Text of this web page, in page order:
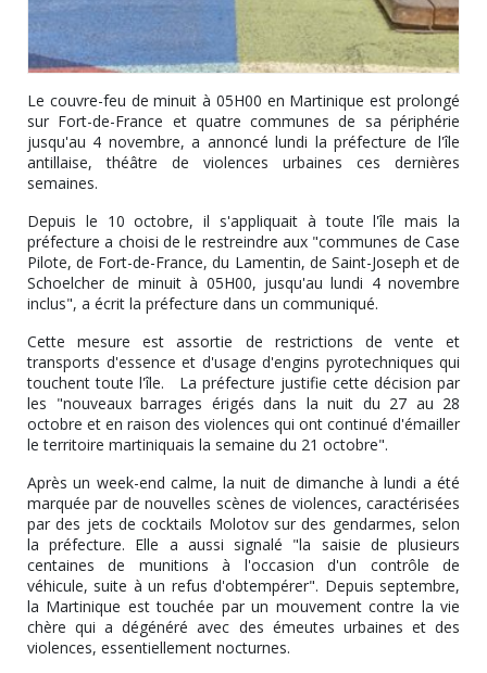
Le couvre-feu de minuit à 05H00 en Martinique est prolongé
sur Fort-de-France et quatre communes de sa périphérie
jusqu'au 4 novembre, a annoncé lundi la préfecture de l'île
antillaise, théâtre de violences urbaines ces dernières
semaines.
Depuis le 10 octobre, il s'appliquait à toute l'île mais la
préfecture a choisi de le restreindre aux "communes de Case
Pilote, de Fort-de-France, du Lamentin, de Saint-Joseph et de
Schoelcher de minuit à 05H00, jusqu'au lundi 4 novembre
inclus", a écrit la préfecture dans un communiqué.
Cette mesure est assortie de restrictions de vente et
transports d'essence et d'usage d'engins pyrotechniques qui
touchent toute l'île. La préfecture justifie cette décision par
les "nouveaux barrages érigés dans la nuit du 27 au 28
octobre et en raison des violences qui ont continué d'émailler
le territoire martiniquais la semaine du 21 octobre".
Après un week-end calme, la nuit de dimanche à lundi a été
marquée par de nouvelles scènes de violences, caractérisées
par des jets de cocktails Molotov sur des gendarmes, selon
la préfecture. Elle a aussi signalé "la saisie de plusieurs
centaines de munitions à l'occasion d'un contrôle de
véhicule, suite à un refus d'obtempérer". Depuis septembre,
la Martinique est touchée par un mouvement contre la vie
chère qui a dégénéré avec des émeutes urbaines et des
violences, essentiellement nocturnes.